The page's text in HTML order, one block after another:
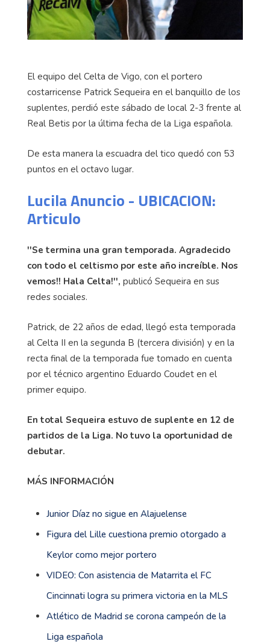
El equipo del Celta de Vigo, con el portero
costarricense Patrick Sequeira en el banquillo de los
suplentes, perdió este sábado de local 2-3 frente al
Real Betis por la última fecha de la Liga española.
De esta manera la escuadra del tico quedó con 53
puntos en el octavo lugar.
Lucila Anuncio - UBICACION:
Articulo
''Se termina una gran temporada. Agradecido
con todo el celtismo por este año increíble. Nos
vemos!! Hala Celta!'', publicó Sequeira en sus
redes sociales.
Patrick, de 22 años de edad, llegó esta temporada
al Celta II en la segunda B (tercera división) y en la
recta final de la temporada fue tomado en cuenta
por el técnico argentino Eduardo Coudet en el
primer equipo.
En total Sequeira estuvo de suplente en 12 de
partidos de la Liga. No tuvo la oportunidad de
debutar.
MÁS INFORMACIÓN
Junior Díaz no sigue en Alajuelense
Figura del Lille cuestiona premio otorgado a
Keylor como mejor portero
VIDEO: Con asistencia de Matarrita el FC
Cincinnati logra su primera victoria en la MLS
Atlético de Madrid se corona campeón de la
Liga española